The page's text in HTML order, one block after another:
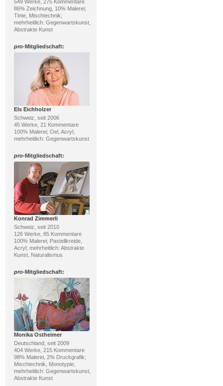
549 Werke, 275 Kommentare
86% Zeichnung, 10% Malerei;
Tinte, Mischtechnik;
mehrheitlich: Gegenwartskunst,
Abstrakte Kunst
pro-Mitgliedschaft:
Els Eichholzer
Schweiz, seit 2006
45 Werke, 21 Kommentare
100% Malerei; Oel, Acryl;
mehrheitlich: Gegenwartskunst
pro-Mitgliedschaft:
Konrad Zimmerli
Schweiz, seit 2010
126 Werke, 85 Kommentare
100% Malerei; Pastellkreide,
Acryl; mehrheitlich: Abstrakte
Kunst, Naturalismus
pro-Mitgliedschaft:
Monika Ostheimer
Deutschland, seit 2009
404 Werke, 215 Kommentare
98% Malerei, 2% Druckgrafik;
Mischtechnik, Monotypie;
mehrheitlich: Gegenwartskunst,
Abstrakte Kunst